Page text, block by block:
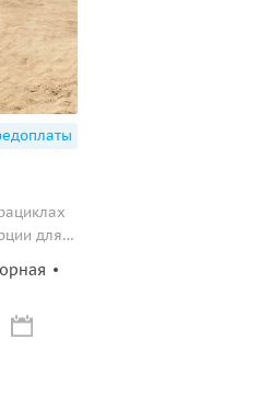
для